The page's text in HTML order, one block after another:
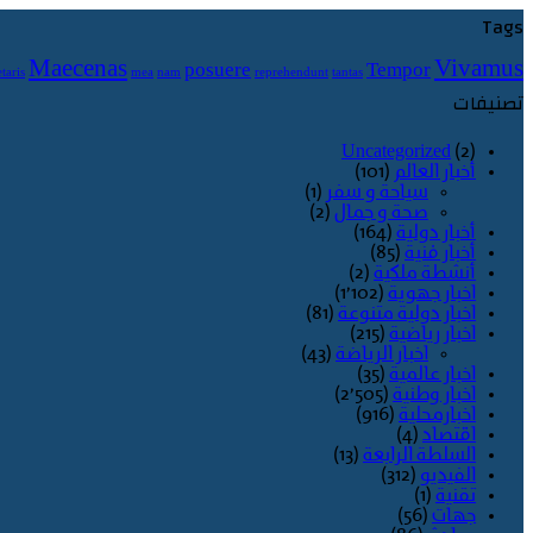
Tags
Maecenas mea nam posuere reprehendunt tantas Tempor Vivamus
تصنيفات
Uncategorized (2)
أخبار العالم (101)
سياحة و سفر (1)
صحة و جمال (2)
أخبار دولية (164)
أخبار فنية (85)
أنشطة ملكية (2)
اخبار جهوية (1٬102)
اخبار دولية متنوعة (81)
اخبار رياضية (215)
اخبار الرياضة (43)
اخبار عالمية (35)
اخبار وطنية (2٬505)
اخبارمحلية (916)
اقتصاد (4)
السلطة الرابعة (13)
الفيديو (312)
تقنية (1)
جهات (56)